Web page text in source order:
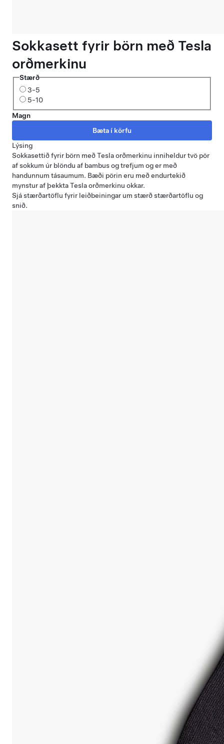
Sokkasett fyrir börn með Tesla
orðmerkinu
Stærð
3-5
5-10
Magn
Lýsing
Sokkasettið fyrir börn með Tesla orðmerkinu inniheldur tvö pör
af sokkum úr blöndu af bambus og trefjum og er með
handunnum tásaumum. Bæði pörin eru með endurtekið
mynstur af þekkta Tesla orðmerkinu okkar.
Sjástærðartöflu fyrir leiðbeiningar um stærð stærðartöflu og
snið.